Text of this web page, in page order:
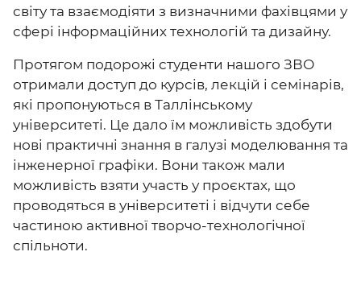
світу та взаємодіяти з визначними фахівцями у
сфері інформаційних технологій та дизайну.
Протягом подорожі студенти нашого ЗВО
отримали доступ до курсів, лекцій і семінарів,
які пропонуються в Таллінському
університеті. Це дало їм можливість здобути
нові практичні знання в галузі моделювання та
інженерної графіки. Вони також мали
можливість взяти участь у проєктах, що
проводяться в університеті і відчути себе
частиною активної творчо-технологічної
спільноти.